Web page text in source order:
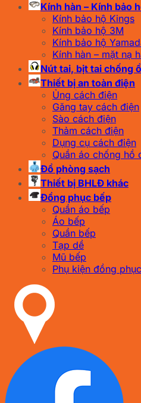
Kính hàn – Kính bảo
Kính bảo hộ Kings
Kính bảo hộ 3M
Kính bảo hộ
Kính hàn – mặt nạ
Nút tai, bịt tai chống
Thiết bị an toàn điện
Ủng cách điện
Găng tay cách điện
Sào cách điện
Thảm cách điện
Dụng cụ cách điện
Quần áo chống hồ
Đồ phòng sạch
Thiết bị BHLĐ khác
Đồng phục bếp
Quần áo bếp
Áo bếp
Quần bếp
Tạp dề
Mũ bếp
Phụ kiện đồng